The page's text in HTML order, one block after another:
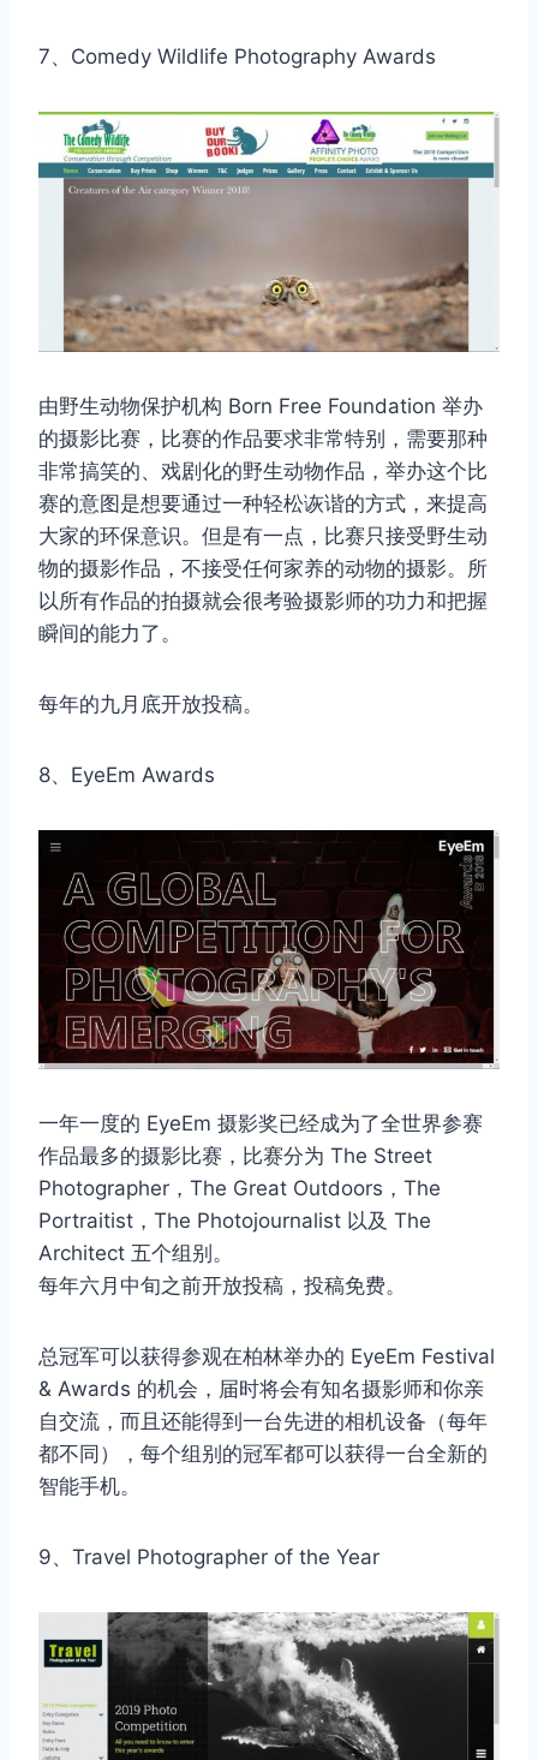
7、Comedy Wildlife Photography Awards
由野生动物保护机构 Born Free Foundation 举办
的摄影比赛，比赛的作品要求非常特别，需要那种
非常搞笑的、戏剧化的野生动物作品，举办这个比
赛的意图是想要通过一种轻松诙谐的方式，来提高
大家的环保意识。但是有一点，比赛只接受野生动
物的摄影作品，不接受任何家养的动物的摄影。所
以所有作品的拍摄就会很考验摄影师的功力和把握
瞬间的能力了。
每年的九月底开放投稿。
8、EyeEm Awards
一年一度的 EyeEm 摄影奖已经成为了全世界参赛
作品最多的摄影比赛，比赛分为 The Street
Photographer，The Great Outdoors，The
Portraitist，The Photojournalist 以及 The
Architect 五个组别。
每年六月中旬之前开放投稿，投稿免费。
总冠军可以获得参观在柏林举办的 EyeEm Festival
& Awards 的机会，届时将会有知名摄影师和你亲
自交流，而且还能得到一台先进的相机设备（每年
都不同），每个组别的冠军都可以获得一台全新的
智能手机。
9、Travel Photographer of the Year